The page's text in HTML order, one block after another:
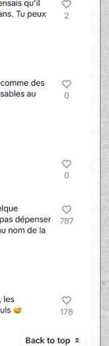
000 $
comme
En
d’épargner
sa mise
de Gym du
♬ original